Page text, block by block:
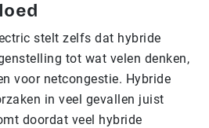
stelt zelfs dat hybride
tot wat velen denken,
voor netcongestie. Hybride
in veel gevallen juist
doordat veel hybride